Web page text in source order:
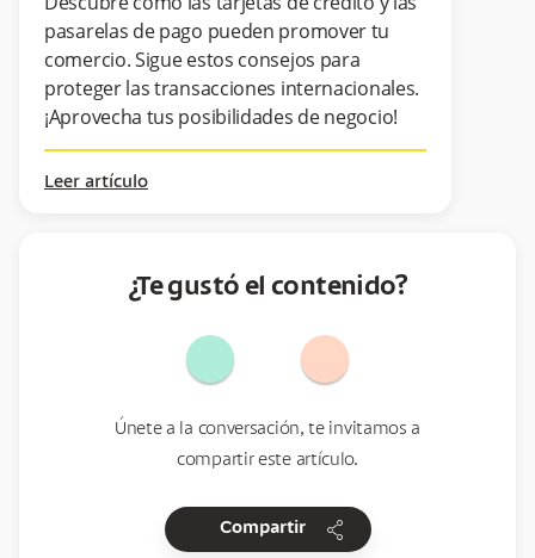
pasarelas de pago pueden promover tu
comercio. Sigue estos consejos para
proteger las transacciones internacionales.
¡Aprovecha tus posibilidades de negocio!
Leer artículo
¿Te gustó el contenido?
Únete a la conversación, te invitamos a
compartir este artículo.
Compartir share